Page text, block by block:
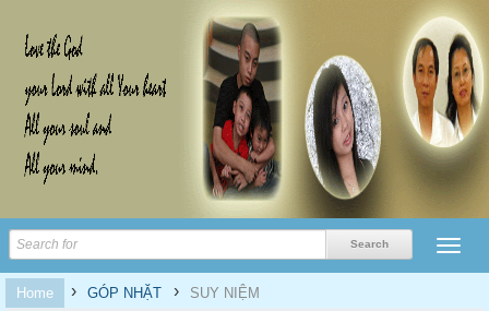
Home › GÓP NHẶT › SUY NIỆM